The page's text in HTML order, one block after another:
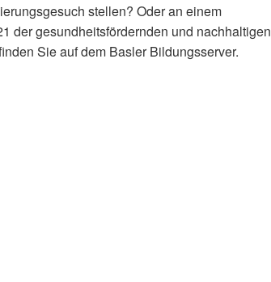
stellen? Oder an einem
der gesundheitsfördernden und nachhaltigen
Sie auf dem Basler Bildungsserver.